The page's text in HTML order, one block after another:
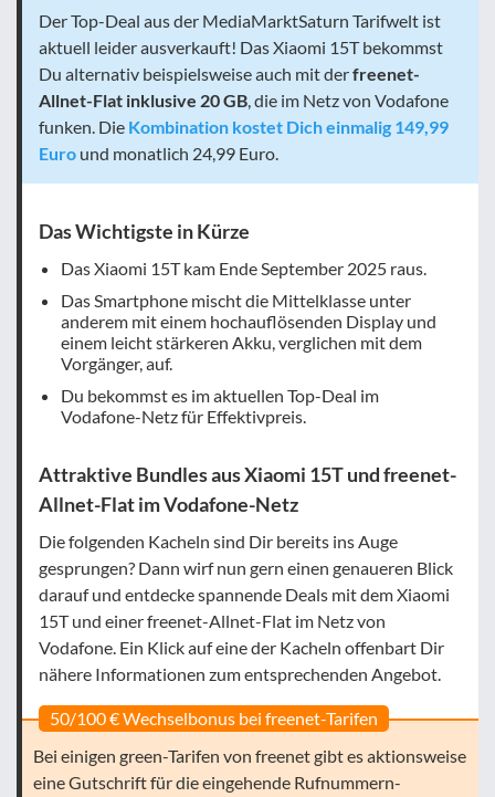
Der Top-Deal aus der MediaMarktSaturn Tarifwelt ist
aktuell leider ausverkauft! Das Xiaomi 15T bekommst
Du alternativ beispielsweise auch mit derfreenet-
Allnet-Flat inklusive 20 GB, die im Netz von Vodafone
funken. Die Kombination kostet Dich einmalig 149,99
Euro und monatlich 24,99 Euro.
Das Wichtigste in Kürze
Das Xiaomi 15T kam Ende September 2025 raus.
Das Smartphone mischt die Mittelklasse unter
anderem mit einem hochauflösenden Display und
einem leicht stärkeren Akku, verglichen mit dem
Vorgänger, auf.
Du bekommst es im aktuellen Top-Deal im
Vodafone-Netz für Effektivpreis.
Attraktive Bundles aus Xiaomi 15T und freenet-
Allnet-Flat im Vodafone-Netz
Die folgenden Kacheln sind Dir bereits ins Auge
gesprungen? Dann wirf nun gern einen genaueren Blick
darauf und entdecke spannende Deals mit dem Xiaomi
15T und einer freenet-Allnet-Flat im Netz von
Vodafone. Ein Klick auf eine der Kacheln offenbart Dir
nähere Informationen zum entsprechenden Angebot.
50/100 € Wechselbonus bei freenet-Tarifen
Bei einigen green-Tarifen von freenet gibt es aktionsweise
eine Gutschrift für die eingehende Rufnummern-